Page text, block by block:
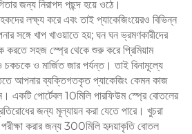
জন্য নিরাপদ পছন্দ হয়ে ওঠে।
লক্ষ্য করে এবং তাই প্যাকেজিংয়েরও বিভিন্ন
সঙ্গে খাপ খাওয়াতে হয়; ঘন ঘন ভ্রমণকারীদের
সহজ স্প্রে থেকে শুরু করে প্রিমিয়াম
ও মার্জিত জার পর্যন্ত। তাই বিনামূল্যে
আপনার ব্যক্তিগতকৃত প্যাকেজিং কেমন কাজ
একটি পোর্টেবল 10মিলি পারফিউম স্প্রে বোতলের
জন্য মূল্যায়ন করা যেতে পারে। খুচরা
করার জন্য 300মিলি হৃদয়াকৃতি বোতল